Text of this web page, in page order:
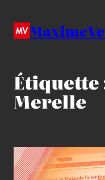
contenu
Étiquette
Merelle